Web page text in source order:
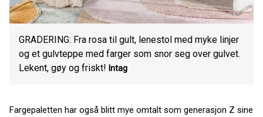
GRADERING: Fra rosa til gult, lenestol med myke linjer
og et gulvteppe med farger som snor seg over gulvet.
Lekent, gøy og friskt! Intag
Fargepaletten har også blitt mye omtalt som generasjon Z sine